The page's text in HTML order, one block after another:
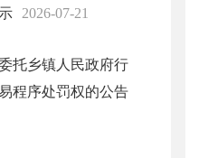
2026-07-21
托乡镇人民政府行
程序处罚权的公告